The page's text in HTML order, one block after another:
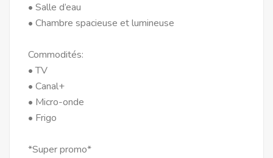
• Salle d’eau
• Chambre spacieuse et lumineuse
Commodités:
• TV
• Canal+
• Micro-onde
• Frigo
*Super promo*